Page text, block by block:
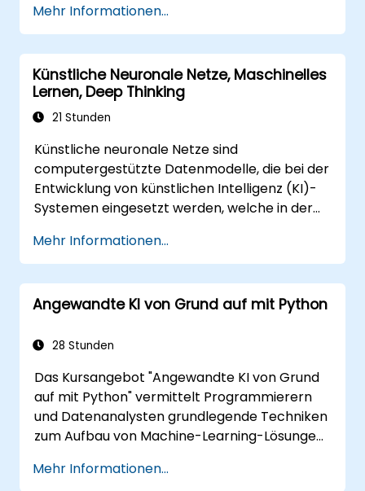
zu interpretieren.
Mehr Informationen...
Künstliche Neuronale Netze, Maschinelles
Lernen, Deep Thinking
21 Stunden
Künstliche neuronale Netze sind
computergestützte Datenmodelle, die bei der
Entwicklung von künstlichen Intelligenz (KI)-
Systemen eingesetzt werden, welche in der
auszuführen. Neuronale Netze kommen häufig
in Anwendungen des Maschinellen Lernens
(ML) zum Einsatz, das selbst eine
Implementierungsmöglichkeit der KI darstellt.
Mehr Informationen...
Angewandte KI von Grund auf mit Python
28 Stunden
Das Kursangebot "Angewandte KI von Grund
auf mit Python" vermittelt Programmierern
und Datenanalysten grundlegende Techniken
zum Aufbau von Machine-Learning-Lösungen
die Kernprinzipien des überwachten Lernens
Mehr Informationen...